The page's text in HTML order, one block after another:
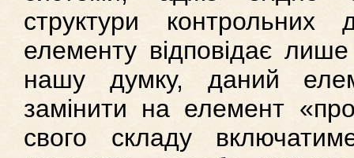
структури контрольних
елементу відповідає
нашу думку, даний
замінити на елемент
свого складу